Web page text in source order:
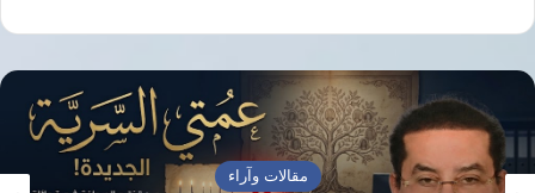
المهاجمة، واستهداف خطوط الدعم والإمداد. هذا
التحول يعكس نضجًا في العقيدة القتالية، حيث لم
تعد الأرض هدفًا بحد ذاتها، بل وسيلة لفرض
مقالات وآراء